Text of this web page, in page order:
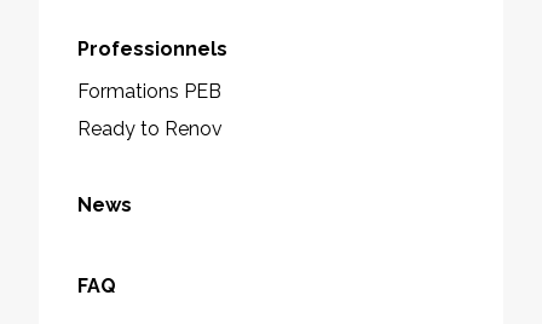
Professionnels
Formations PEB
Ready to Renov
News
FAQ